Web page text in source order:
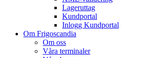
Lageruttag
Kundportal
Inlogg Kundportal
Om Frigoscandia
Om oss
Våra terminaler